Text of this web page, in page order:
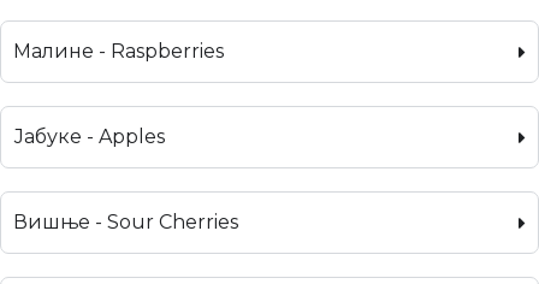
Малине - Raspberries
Јабуке - Apples
Вишње - Sour Cherries